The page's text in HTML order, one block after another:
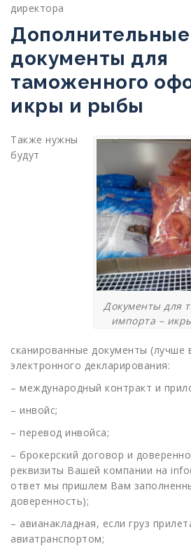
директора
Дополнительные
документы для
таможенного
икры и рыбы
Документы для
импорта –
Также нужны
будут
сканированные документы
электронного декларирования:
– международный контракт и
– инвойс;
– перевод инвойса;
– брокерский договор и
реквизиты Вашей компании на
ответ мы пришлем Вам
доверенность);
– авианакладная, если груз
авиатранспортом;